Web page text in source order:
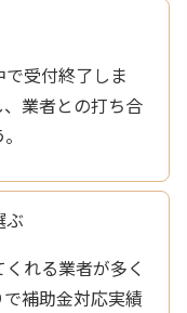
受付終了しま
業者との打ち合
ぶ
れる業者が多く
補助金対応実績